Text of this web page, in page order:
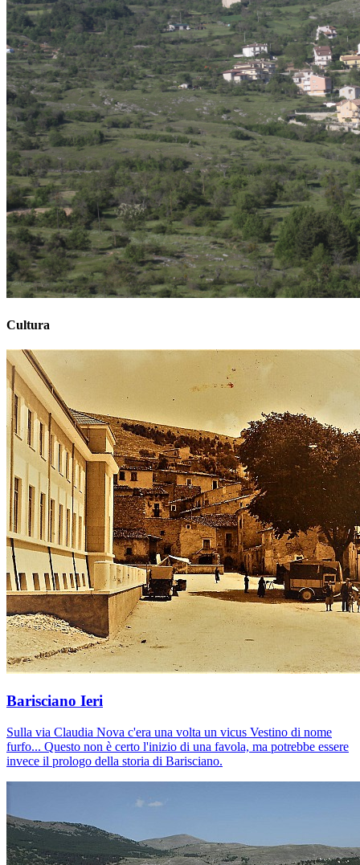
Cultura
Barisciano Ieri
Sulla via Claudia Nova c'era una volta un vicus Vestino di nome
furfo... Questo non è certo l'inizio di una favola, ma potrebbe essere
invece il prologo della storia di Barisciano.